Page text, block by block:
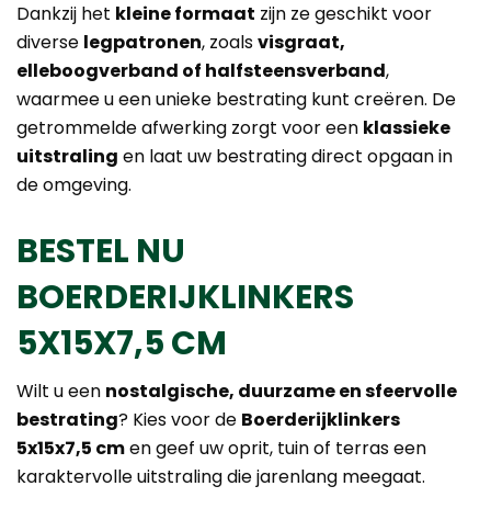
Dankzij het kleine formaat zijn ze geschikt voor
diverse legpatronen, zoalsvisgraat,
elleboogverband of halfsteensverband,
waarmee u een unieke bestrating kunt creëren. De
getrommelde afwerking zorgt voor een klassieke
uitstraling en laat uw bestrating direct opgaan in
de omgeving.
BESTEL NU
BOERDERIJKLINKERS
5X15X7,5 CM
Wilt u een nostalgische, duurzame en sfeervolle
bestrating? Kies voor de Boerderijklinkers
5x15x7,5 cmen geef uw oprit, tuin of terras een
karaktervolle uitstraling die jarenlang meegaat.